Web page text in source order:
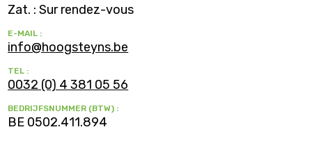
Zat. : Sur rendez-vous
E-MAIL :
info@hoogsteyns.be
TEL :
0032 (0) 4 381 05 56
BEDRIJFSNUMMER (BTW) :
BE 0502.411.894